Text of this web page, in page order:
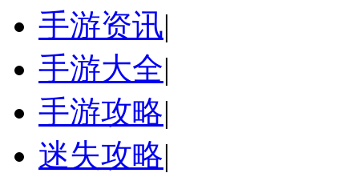
手游资讯|
手游大全|
手游攻略|
迷失攻略|